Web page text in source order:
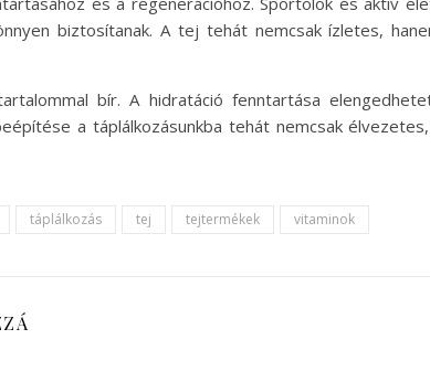
biztosítanak. A tej tehát nemcsak ízletes,
bír. A hidratáció fenntartása
a táplálkozásunkba tehát nemcsak
táplálkozás tej tejtermékek vitaminok